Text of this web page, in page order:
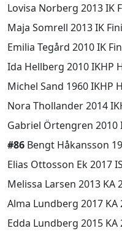
Lovisa Norberg 2013 IK
Maja Somrell 2013 IK
Emilia Tegård 2010 IK
Ida Hellberg 2010 IKHP
Michel Sand 1960 IKHP
Nora Thollander 2014
Gabriel Örtengren 2010
#86 Bengt Håkansson
Elias Ottosson Ek 2017
Melissa Larsen 2013 KA
Alma Lundberg 2017 KA
Edda Lundberg 2015 KA